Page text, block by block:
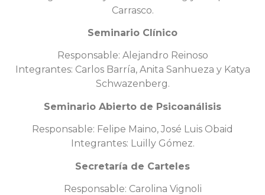
Carrasco.
Seminario Clínico
Responsable: Alejandro Reinoso
Integrantes: Carlos Barría, Anita Sanhueza y Katya
Schwazenberg.
Seminario Abierto de Psicoanálisis
Responsable: Felipe Maino, José Luis Obaid
Integrantes: Luilly Gómez.
Secretaría de Carteles
Responsable: Carolina Vignoli